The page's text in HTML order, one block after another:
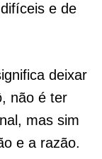
e de
deixar
não é ter
mas sim
e a razão.